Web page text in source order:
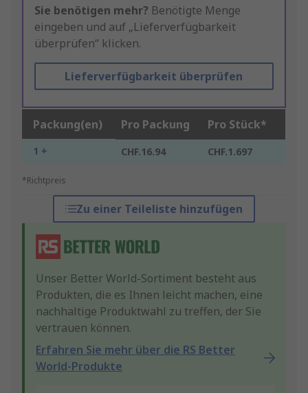
Sie benötigen mehr? Benötigte Menge
eingeben und auf „Lieferverfügbarkeit
überprüfen“ klicken.
Lieferverfügbarkeit überprüfen
Packung(en) Pro Packung Pro Stück*
1 + CHF.16.94 CHF.1.697
*Richtpreis
Zu einer Teileliste hinzufügen
Unser Better World-Sortiment besteht aus
Produkten, die es Ihnen leicht machen, eine
nachhaltige Produktwahl zu treffen, der Sie
vertrauen können.
Erfahren Sie mehr über die RS Better
World-Produkte